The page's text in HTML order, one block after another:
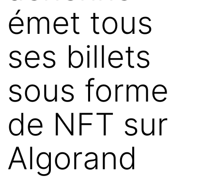
émet tous
ses billets
sous forme
de NFT sur
Algorand